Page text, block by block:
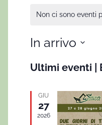
Non ci sono eventi
In arrivo
e
Ultimi eventi |
GIU
27
2026